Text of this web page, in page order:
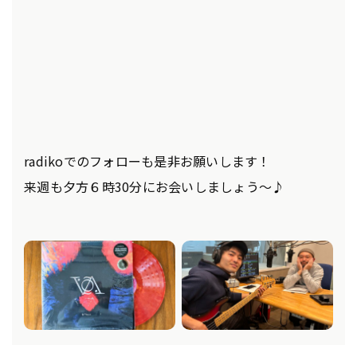
radikoでのフォローも是非お願いします！
来週も夕方６時30分にお会いしましょう～♪